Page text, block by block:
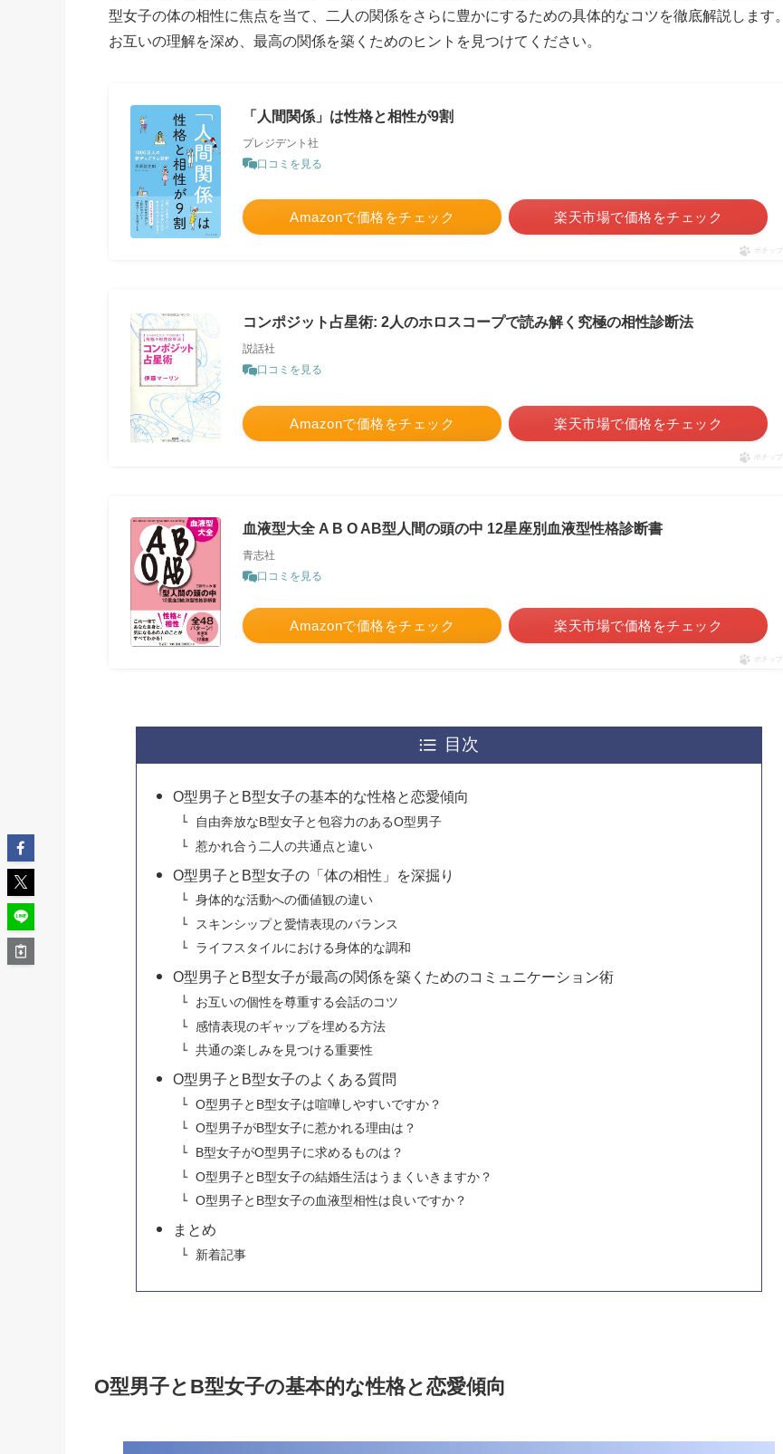
型女子の体の相性に焦点を当て、二人の関係をさらに豊かにするための具体的なコツを徹底解説します。
お互いの理解を深め、最高の関係を築くためのヒントを見つけてください。
「人間関係」は性格と相性が9割
プレジデント社
口コミを見る
Amazonで価格をチェック 楽天市場で価格をチェック
ポチップ
コンポジット占星術: 2人のホロスコープで読み解く究極の相性診断法
説話社
口コミを見る
Amazonで価格をチェック 楽天市場で価格をチェック
ポチップ
血液型大全 A B O AB型人間の頭の中 12星座別血液型性格診断書
青志社
口コミを見る
Amazonで価格をチェック 楽天市場で価格をチェック
ポチップ
目次
O型男子とB型女子の基本的な性格と恋愛傾向
自由奔放なB型女子と包容力のあるO型男子
惹かれ合う二人の共通点と違い
O型男子とB型女子の「体の相性」を深掘り
身体的な活動への価値観の違い
スキンシップと愛情表現のバランス
ライフスタイルにおける身体的な調和
O型男子とB型女子が最高の関係を築くためのコミュニケーション術
お互いの個性を尊重する会話のコツ
感情表現のギャップを埋める方法
共通の楽しみを見つける重要性
O型男子とB型女子のよくある質問
O型男子とB型女子は喧嘩しやすいですか？
O型男子がB型女子に惹かれる理由は？
B型女子がO型男子に求めるものは？
O型男子とB型女子の結婚生活はうまくいきますか？
O型男子とB型女子の血液型相性は良いですか？
まとめ
新着記事
O型男子とB型女子の基本的な性格と恋愛傾向